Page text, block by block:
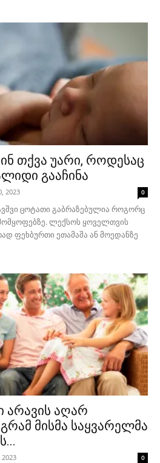
თქვა უარი, როდესაც
გააჩინა
2023 0
ცოტათი გაბრაზებულია როგორც
ლექსოს ყოველთვის
ფეხბურთი ეთამაშა ან მოედანზე
არავის აღარ
მისმა საყვარელმა
2023 0